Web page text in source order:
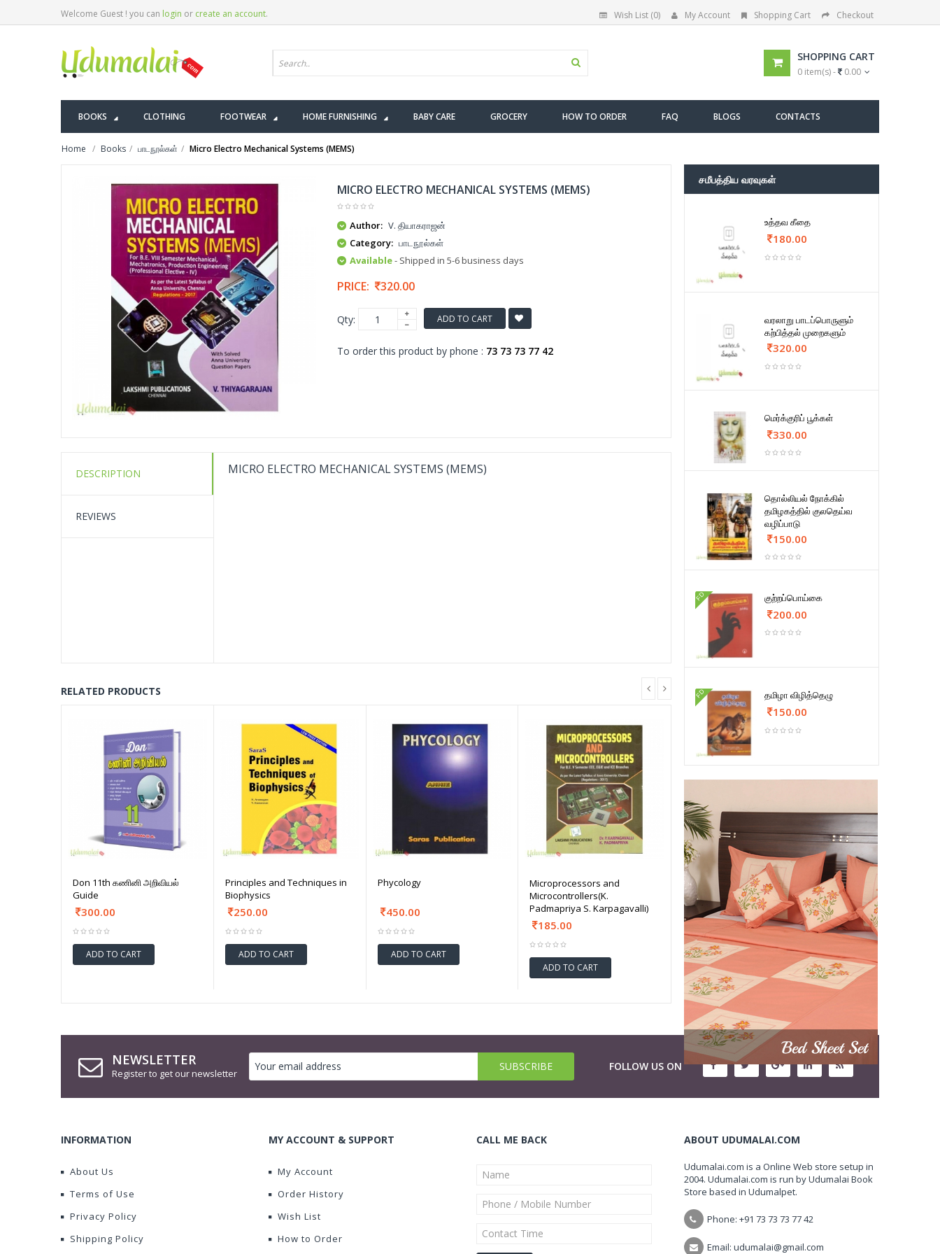
Welcome Guest ! you can login or create an account. Wish List (0) My Account Shopping Cart Checkout
SHOPPING CART
0 item(s) - 0.00
BOOKS CLOTHING FOOTWEAR HOME FURNISHING BABY CARE GROCERY HOW TO ORDER FAQ BLOGS CONTACTS
Home Books பாடநூல்கள் Micro Electro Mechanical Systems (MEMS)
MICRO ELECTRO MECHANICAL SYSTEMS (MEMS)
Author: V. தியாகராஜன்
Category: பாடநூல்கள்
Available- Shipped in 5-6 business days
PRICE: 320.00
Qty: ADD TO CART
To order this product by phone : 73 73 73 77 42
DESCRIPTION
REVIEWS
MICRO ELECTRO MECHANICAL SYSTEMS (MEMS)
RELATED PRODUCTS
Don 11th கணினி அறிவியல்
Guide
300.00
ADD TO CART
Principles and Techniques in
Biophysics
250.00
ADD TO CART
Phycology
450.00
ADD TO CART
Microprocessors and
Microcontrollers(K.
Padmapriya S. Karpagavalli)
185.00
ADD TO CART
சமீபத்திய வரவுகள்
உத்தவ கீதை
180.00
வரலாறு பாடப்பொருளும்
கற்பித்தல் முறைகளும்
320.00
மெர்க்குரிப் பூக்கள்
330.00
தொல்லியல் நோக்கில்
தமிழகத்தில் குலதெய்வ
வழிப்பாடு
150.00
FD குற்றப்பொய்கை
200.00
FD தமிழா விழித்தெழு
150.00
NEWSLETTER
Register to get our newsletter
FOLLOW US ON
INFORMATION
About Us
Terms of Use
Privacy Policy
Shipping Policy
MY ACCOUNT & SUPPORT
My Account
Order History
Wish List
How to Order
CALL ME BACK ABOUT UDUMALAI.COM
Udumalai.com is a Online Web store setup in
2004. Udumalai.com is run by Udumalai Book
Store based in Udumalpet.
Phone: +91 73 73 73 77 42
Email: udumalai@gmail.com